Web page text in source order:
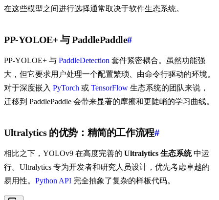
在这些模型之间进行选择通常取决于软件生态系统。
PP-YOLOE+ 与 PaddlePaddle#
PP-YOLOE+ 与 PaddleDetection 套件紧密耦合。虽然功能强
大，但它要求用户处理一个配置繁琐、由命令行驱动的环境。
对于深度嵌入 PyTorch 或 TensorFlow 生态系统的团队来说，
迁移到 PaddlePaddle 会带来显著的摩擦和更陡峭的学习曲线。
Ultralytics 的优势：精简的工作流程#
相比之下，YOLOv9 在高度完善的 Ultralytics 生态系统中运
行。Ultralytics 专为开发者和研究人员设计，优先考虑卓越的
易用性。 Python API 完全抽象了复杂的样板代码。